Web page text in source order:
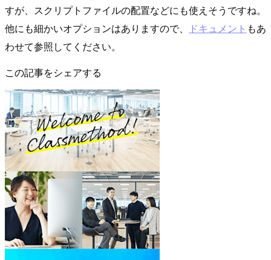
すが、スクリプトファイルの配置などにも使えそうですね。
他にも細かいオプションはありますので、
ドキュメント もあ
わせて参照してください。
この記事をシェアする